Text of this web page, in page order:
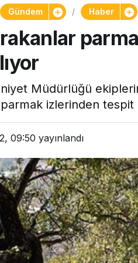
Gündem Haber
Müdürlüğü
izlerinden tespit
09:50 yayınlandı